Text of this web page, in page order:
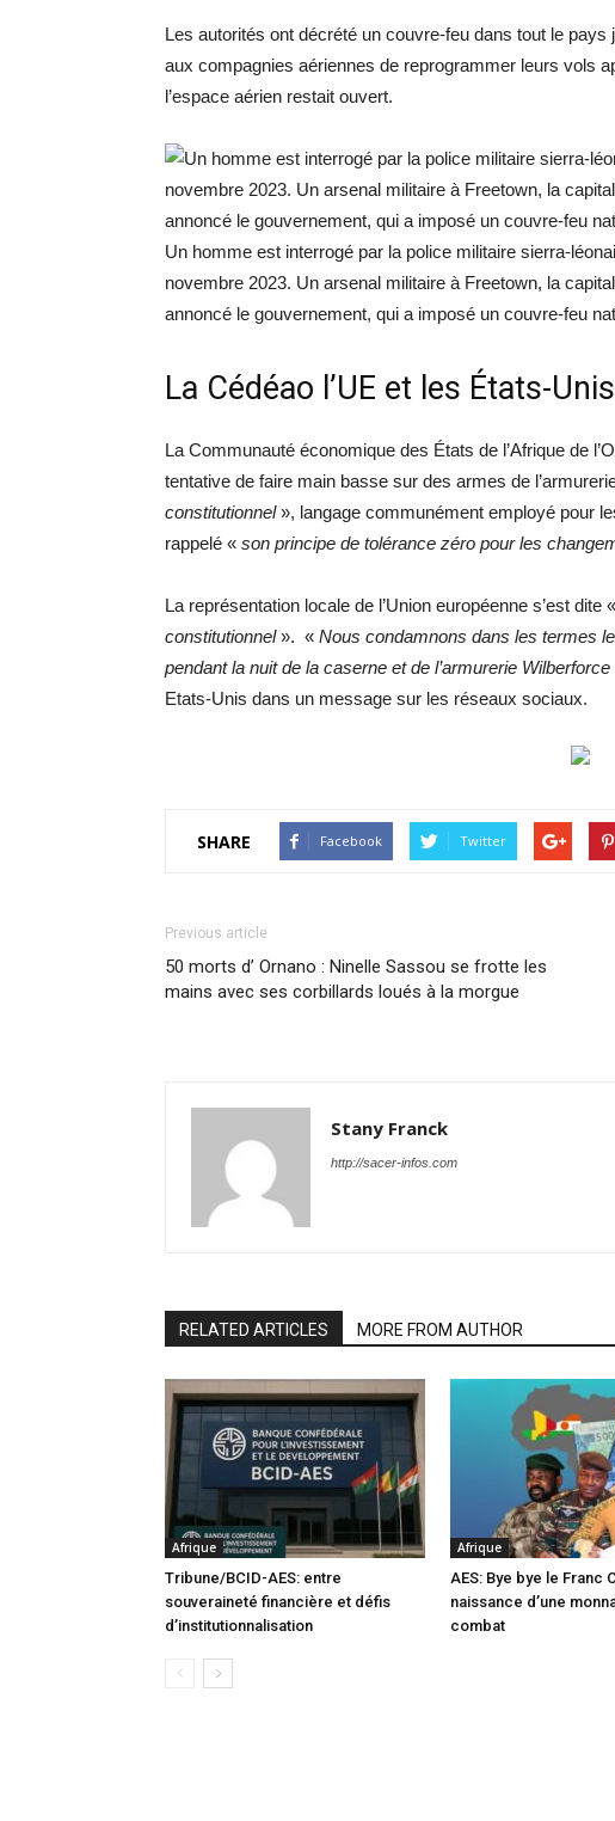
Les autorités ont décrété un couvre-feu dans tout le pays
aux compagnies aériennes de reprogrammer leurs vols
l’espace aérien restait ouvert.
Un homme est interrogé par la police militaire sierra-
novembre 2023. Un arsenal militaire à Freetown, la
annoncé le gouvernement, qui a imposé un couvre-feu
La Cédéao l’UE et les États-
La Communauté économique des États de l’Afrique de
tentative de faire main basse sur des armes de
constitutionnel», langage communément employé pour
rappelé « son principe de tolérance zéro pour les
La représentation locale de l’Union européenne s’est dite «
constitutionnel». « Nous condamnons dans les termes
pendant la nuit de la caserne et de l’armurerie Wilberforce
Etats-Unis dans un message sur les réseaux sociaux.
SHARE Facebook Twitter
Previous article
50 morts d’ Ornano : Ninelle Sassou se frotte les
mains avec ses corbillards loués à la morgue
Stany Franck
http://sacer-infos.com
RELATED ARTICLES MORE FROM AUTHOR
Afrique
Tribune/BCID-AES: entre
souveraineté financière et défis
d’institutionnalisation
Afrique
AES: Bye bye le Franc
naissance d’une
combat